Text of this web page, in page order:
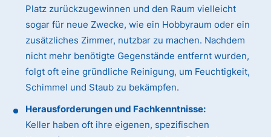
Platz zurückzugewinnen und den Raum vielleicht
sogar für neue Zwecke, wie ein Hobbyraum oder ein
zusätzliches Zimmer, nutzbar zu machen. Nachdem
nicht mehr benötigte Gegenstände entfernt wurden,
folgt oft eine gründliche Reinigung, um Feuchtigkeit,
Schimmel und Staub zu bekämpfen.
Herausforderungen und Fachkenntnisse:
Keller haben oft ihre eigenen, spezifischen